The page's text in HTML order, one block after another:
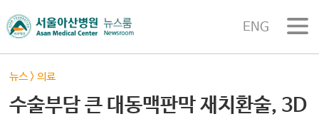
ENG
뉴스 >의료
수술부담 큰 대동맥판막 재치환술, 3D